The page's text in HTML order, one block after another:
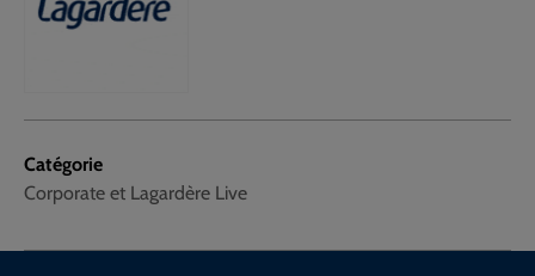
Catégorie
Corporate et Lagardère Live